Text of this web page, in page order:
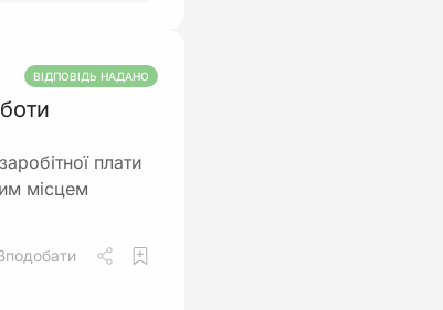
ВІДПОВІДЬ НАДАНО
плати
місцем